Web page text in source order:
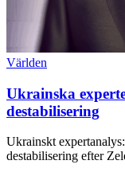
Världen
Ukrainska
destabilisering
Ukrainskt
destabilisering efter